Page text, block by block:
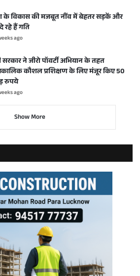
के विकास की मजबूत नींव में बेहतर सड़कें और
रहे हैं गति
ago
सरकार ने जीरो पॉवर्टी अभियान के तहत
कौशल प्रशिक्षण के लिए मंजूर किए 50
रुपये
ago
Show More